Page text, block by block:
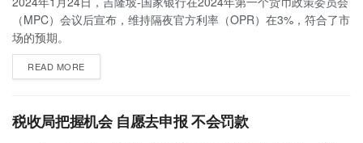
（MPC）会议后宣布，维持隔夜官方利率（OPR）在3%，符合了市
场的预期。
READ MORE
税收局把握机会 自愿去申报 不会罚款